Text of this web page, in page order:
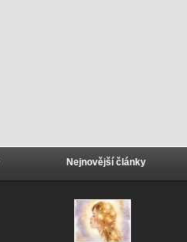
Nejnovější články